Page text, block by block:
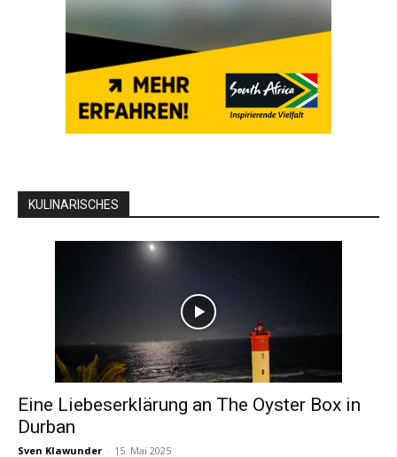
KULINARISCHES
Eine Liebeserklärung an The Oyster Box in
Durban
Sven Klawunder - 15. Mai 2025